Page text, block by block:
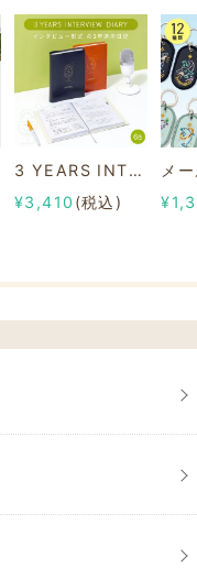
3 YEARS INTERVIEW DIARY
¥3,410 (税込)